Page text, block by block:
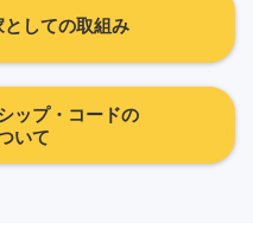
しての取組み
ップ・コードの
いて